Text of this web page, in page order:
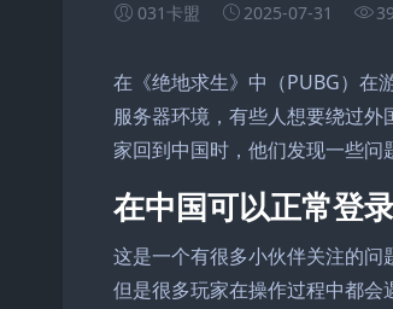
031卡盟 2025-07-31
在《绝地求生》中（PUBG）在
服务器环境，有些人想要绕过
家回到中国时，他们发现一些问
在中国可以正常登
这是一个有很多小伙伴关注的问
但是很多玩家在操作过程中都